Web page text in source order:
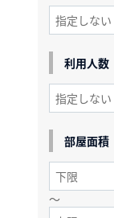
利用人数
部屋面積
～